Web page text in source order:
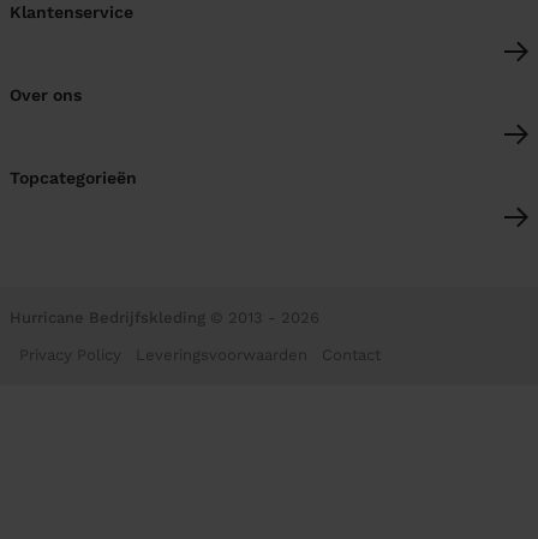
Klantenservice
Over ons
Topcategorieën
Hurricane Bedrijfskleding © 2013 - 2026
Privacy Policy Leveringsvoorwaarden Contact